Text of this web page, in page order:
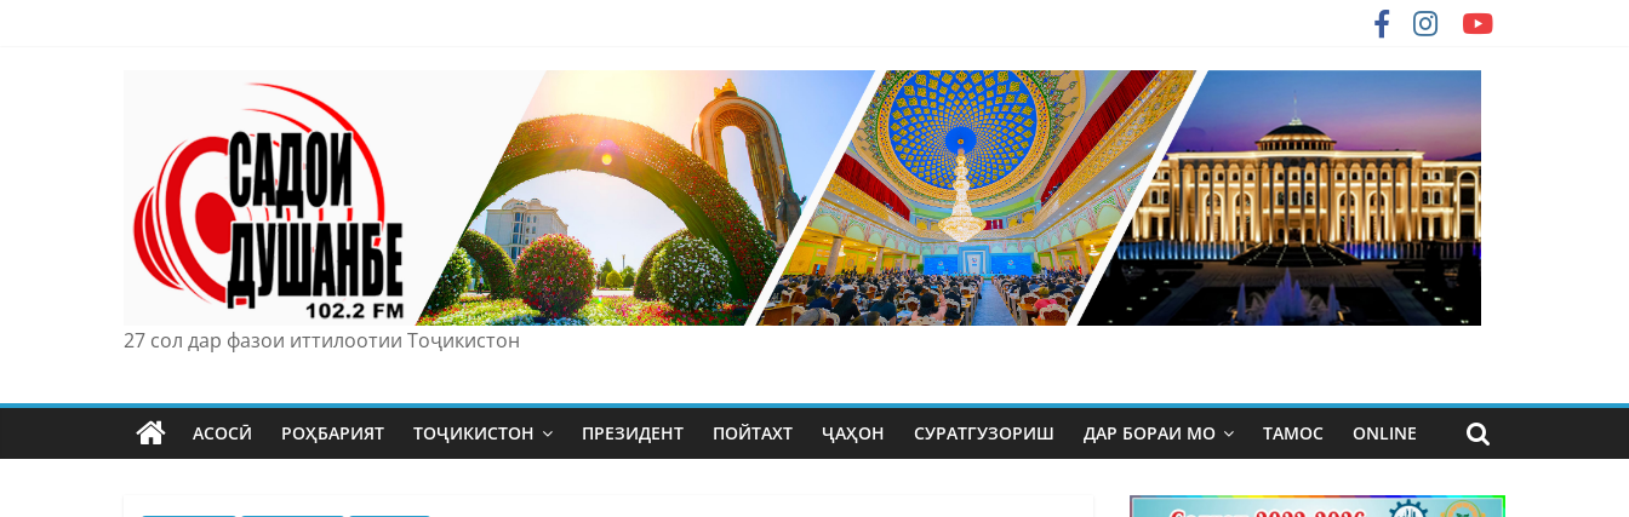
27 сол дар фазои иттилоотии Тоҷикистон
АСОСӢ РОҲБАРИЯТ ТОҶИКИСТОН ПРЕЗИДЕНТ ПОЙТАХТ ҶАҲОН СУРАТГУЗОРИШ ДАР БОРАИ МО ТАМОС ONLINE